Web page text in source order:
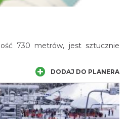
730 metrów, jest sztucznie
DODAJ DO PLANERA